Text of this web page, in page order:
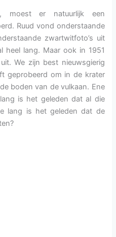
moest er natuurlijk een
Ruud vond onderstaande
zwartwitfoto’s uit
heel lang. Maar ook in 1951
We zijn best nieuwsgierig
geprobeerd om in de krater
boden van de vulkaan. Ene
is het geleden dat al die
lang is het geleden dat de